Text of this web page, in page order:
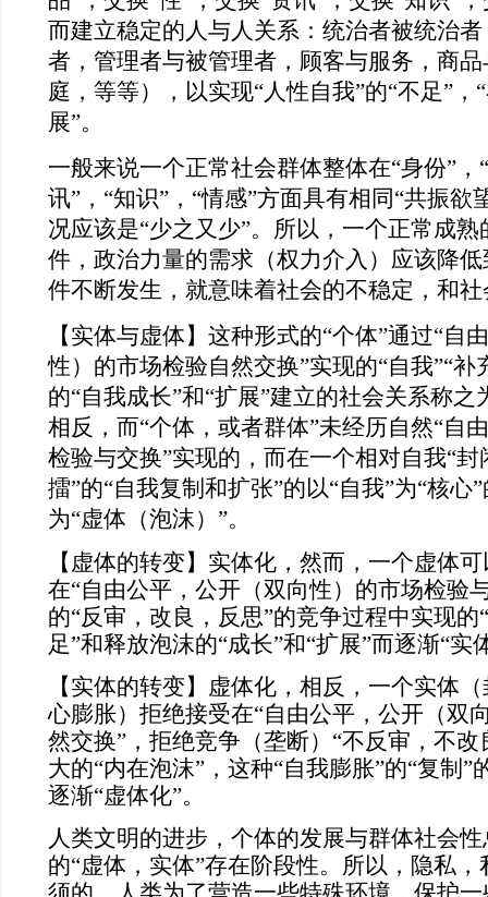
而建立稳定的人与人关系：统治者被统治
者，管理者与被管理者，顾客与服务，商
庭，等等），以实现“人性自我”的“不足”，
展”。
一般来说一个正常社会群体整体在“身份”，
讯”，“知识”，“情感”方面具有相同“共振欲
况应该是“少之又少”。所以，一个正常成
件，政治力量的需求（权力介入）应该降
件不断发生，就意味着社会的不稳定，和
【实体与虚体】这种形式的“个体”通过“自
性）的市场检验自然交换”实现的“自我”“补
的“自我成长”和“扩展”建立的社会关系称之
相反，而“个体，或者群体”未经历自然“自
检验与交换”实现的，而在一个相对自我“封
擂”的“自我复制和扩张”的以“自我”为“核心
为“虚体（泡沫）”。
【虚体的转变】实体化，然而，一个虚体
在“自由公平，公开（双向性）的市场检验
的“反审，改良，反思”的竞争过程中实现的
足”和释放泡沫的“成长”和“扩展”而逐渐“实
【实体的转变】虚体化，相反，一个实体
心膨胀） 拒绝接受在“自由公平，公开（双
然交换”，拒绝竞争（垄断）“不反审，不改
大的“内在泡沫”，这种“自我膨胀”的“复制”
逐渐“虚体化”。
人类文明的进步，个体的发展与群体社会
的“虚体，实体”存在阶段性。所以，隐私